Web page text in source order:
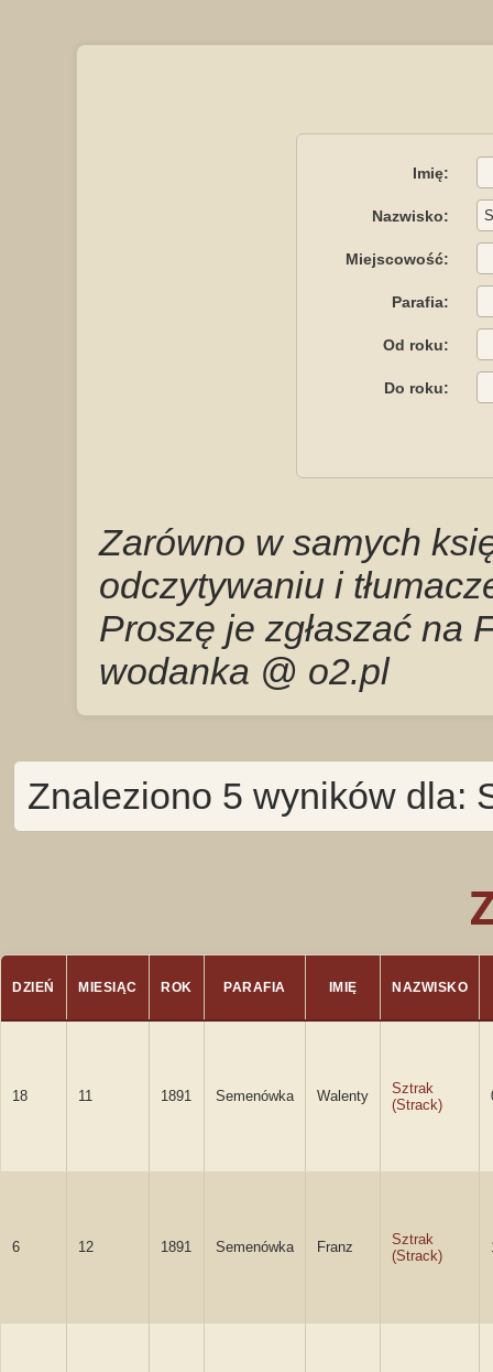
Imię:
Nazwisko:
Miejscowość:
Parafia:
Od roku:
Do roku:
Zarówno w samych
odczytywaniu i
Proszę je zgłaszać na
wodanka @ o2.pl
Znaleziono 5 wyników dla:
DZIEŃ MIESIĄC ROK PARAFIA IMIĘ NAZWISKO
18 11 1891 Semenówka Walenty
Sztrak
(Strack)
6 12 1891 Semenówka Franz
Sztrak
(Strack)